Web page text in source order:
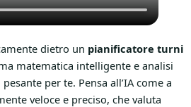
dietro un pianificatore turni
matematica intelligente e analisi
per te. Pensa all’IA come a
veloce e preciso, che valuta